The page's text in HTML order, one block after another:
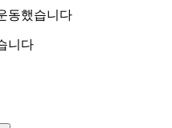
동했습니다
니다